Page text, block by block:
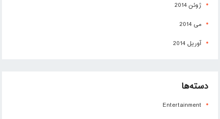
ژوئن 2014
می 2014
آوریل 2014
دسته‌ها
Entertainment